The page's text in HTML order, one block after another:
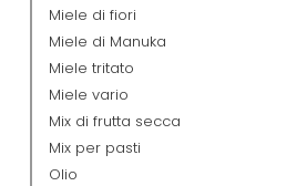
Miele di fiori
Miele di Manuka
Miele tritato
Miele vario
Mix di frutta secca
Mix per pasti
Olio